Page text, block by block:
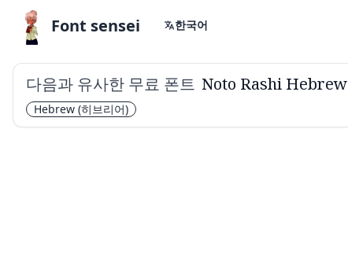
Font sensei 한국어
다음과 유사한 무료 폰트 Noto Rashi Hebrew
Hebrew (히브리어)